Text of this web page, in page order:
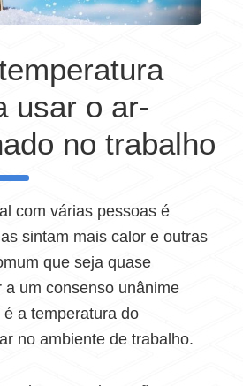
usar o ar-
no trabalho
com várias pessoas é
sintam mais calor e outras
que seja quase
a um consenso unânime
a temperatura do
no ambiente de trabalho.